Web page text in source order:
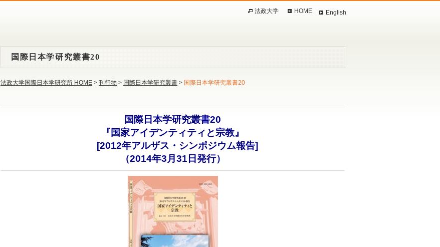
English
法政大学 HOME
国際日本学研究叢書20
法政大学国際日本学研究所 HOME > 刊行物 > 国際日本学研究叢書 > 国際日本学研究叢書20
国際日本学研究叢書20
『国家アイデンティティと宗教』
[2012年アルザス・シンポジウム報告]
（2014年3月31日発行）